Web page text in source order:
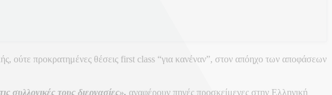
ούτε προκρατημένες θέσεις first class “για κανέναν”, στον απόηχο των αποφάσεων
συλλογικές τους διεργασίες», αναφέρουν πηγές προσκείμενες στην Ελληνική